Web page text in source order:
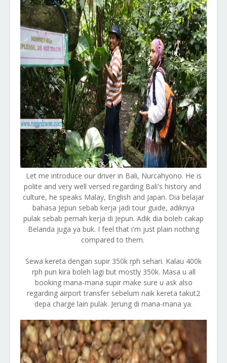
Let me introduce our driver in Bali, Nurcahyono. He is
polite and very well versed regarding Bali's history and
culture, he speaks Malay, English and Japan. Dia belajar
bahasa Jepun sebab kerja jadi tour guide, adiknya
pulak sebab pernah kerja di Jepun. Adik dia boleh cakap
Belanda juga ya buk. I feel that i'm just plain nothing
compared to them.
Sewa kereta dengan supir 350k rph sehari. Kalau 400k
rph pun kira boleh lagi but mostly 350k. Masa u all
booking mana-mana supir make sure u ask also
regarding airport transfer sebelum naik kereta takut2
depa charge lain pulak. Jerung di mana-mana ya.